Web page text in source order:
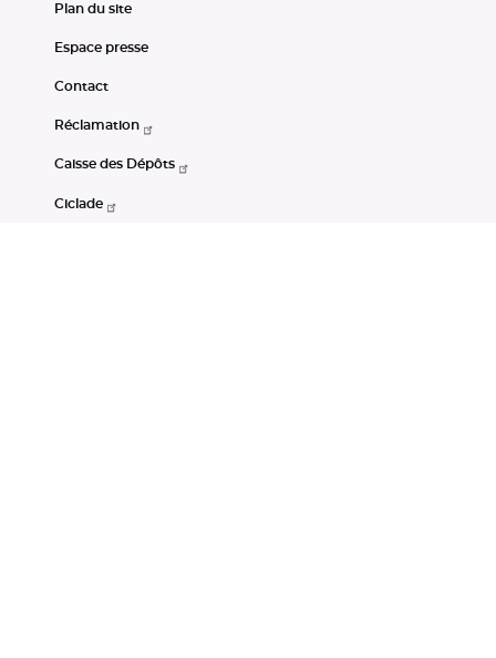
Plan du site
Espace presse
Contact
Réclamation
Caisse des Dépôts
Ciclade